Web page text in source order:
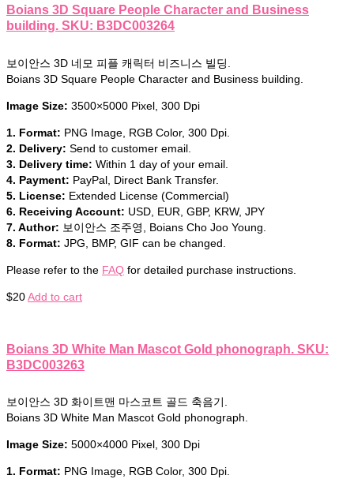
Boians 3D Square People Character and Business
building. SKU: B3DC003264
보이안스 3D 네모 피플 캐릭터 비즈니스 빌딩.
Boians 3D Square People Character and Business building.
Image Size: 3500×5000 Pixel, 300 Dpi
1. Format: PNG Image, RGB Color, 300 Dpi.
2. Delivery: Send to customer email.
3. Delivery time: Within 1 day of your email.
4. Payment: PayPal, Direct Bank Transfer.
5. License: Extended License (Commercial)
6. Receiving Account: USD, EUR, GBP, KRW, JPY
7. Author: 보이안스 조주영, Boians Cho Joo Young.
8. Format: JPG, BMP, GIF can be changed.
Please refer to the FAQ for detailed purchase instructions.
$20Add to cart
Boians 3D White Man Mascot Gold phonograph. SKU:
B3DC003263
보이안스 3D 화이트맨 마스코트 골드 축음기.
Boians 3D White Man Mascot Gold phonograph.
Image Size: 5000×4000 Pixel, 300 Dpi
1. Format: PNG Image, RGB Color, 300 Dpi.